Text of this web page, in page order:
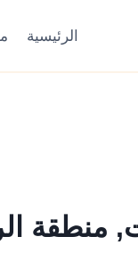
الرئيسية
منطقة